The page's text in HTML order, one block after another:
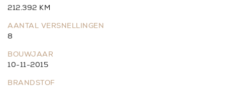
212.392 KM
AANTAL VERSNELLINGEN
8
BOUWJAAR
10-11-2015
BRANDSTOF